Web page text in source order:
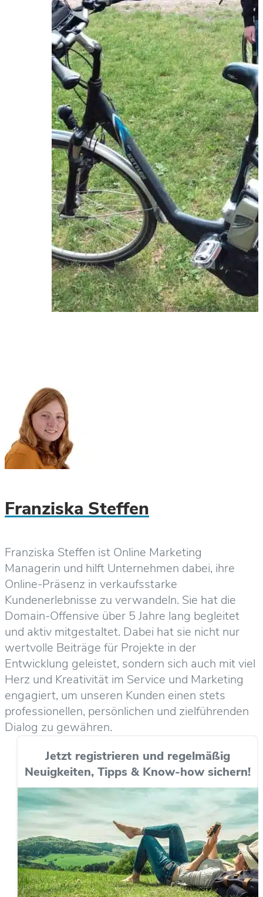
Franziska Steffen
Franziska Steffen ist Online Marketing
Managerin und hilft Unternehmen dabei, ihre
Online-Präsenz in verkaufsstarke
Kundenerlebnisse zu verwandeln. Sie hat die
Domain-Offensive über 5 Jahre lang begleitet
und aktiv mitgestaltet. Dabei hat sie nicht nur
wertvolle Beiträge für Projekte in der
Entwicklung geleistet, sondern sich auch mit viel
Herz und Kreativität im Service und Marketing
engagiert, um unseren Kunden einen stets
professionellen, persönlichen und zielführenden
Dialog zu gewähren.
Jetzt registrieren und regelmäßig
Neuigkeiten, Tipps & Know-how sichern!